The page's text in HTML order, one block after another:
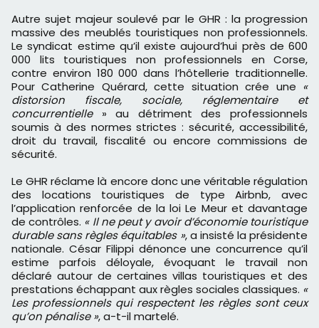
Autre sujet majeur soulevé par le GHR : la progression
massive des meublés touristiques non professionnels.
Le syndicat estime qu’il existe aujourd’hui près de 600
000 lits touristiques non professionnels en Corse,
contre environ 180 000 dans l’hôtellerie traditionnelle.
Pour Catherine Quérard, cette situation crée une «
distorsion fiscale, sociale, réglementaire et
concurrentielle » au détriment des professionnels
soumis à des normes strictes : sécurité, accessibilité,
droit du travail, fiscalité ou encore commissions de
sécurité.
Le GHR réclame là encore donc une véritable régulation
des locations touristiques de type Airbnb, avec
l’application renforcée de la loi Le Meur et davantage
de contrôles. « Il ne peut y avoir d’économie touristique
durable sans règles équitables », a insisté la présidente
nationale. César Filippi dénonce une concurrence qu’il
estime parfois déloyale, évoquant le travail non
déclaré autour de certaines villas touristiques et des
prestations échappant aux règles sociales classiques. «
Les professionnels qui respectent les règles sont ceux
qu’on pénalise », a-t-il martelé.